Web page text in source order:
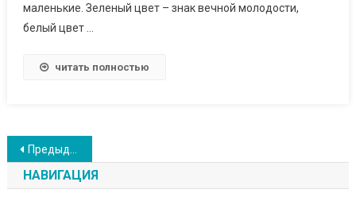
маленькие. Зеленый цвет – знак вечной молодости,
белый цвет …
читать полностью
Навигация
по
Предыдущие записи
НАВИГАЦИЯ